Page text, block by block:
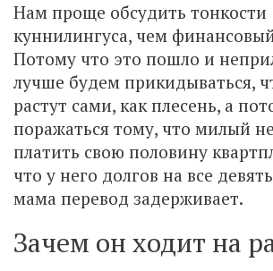
Нам проще обсудить тонкости
куннилингуса, чем
Потому что это пошло и
лучше будем прикидываться,
растут сами, как плесень, а
поражаться тому, что милый
платить свою половину
что у него долгов на все
мама перевод задерживает.
Зачем он ходит на